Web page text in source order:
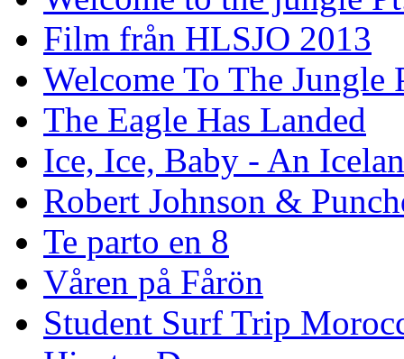
Film från HLSJO 2013
Welcome To The Jungle
The Eagle Has Landed
Ice, Ice, Baby - An
Robert Johnson &
Te parto en 8
Våren på Fårön
Student Surf Trip